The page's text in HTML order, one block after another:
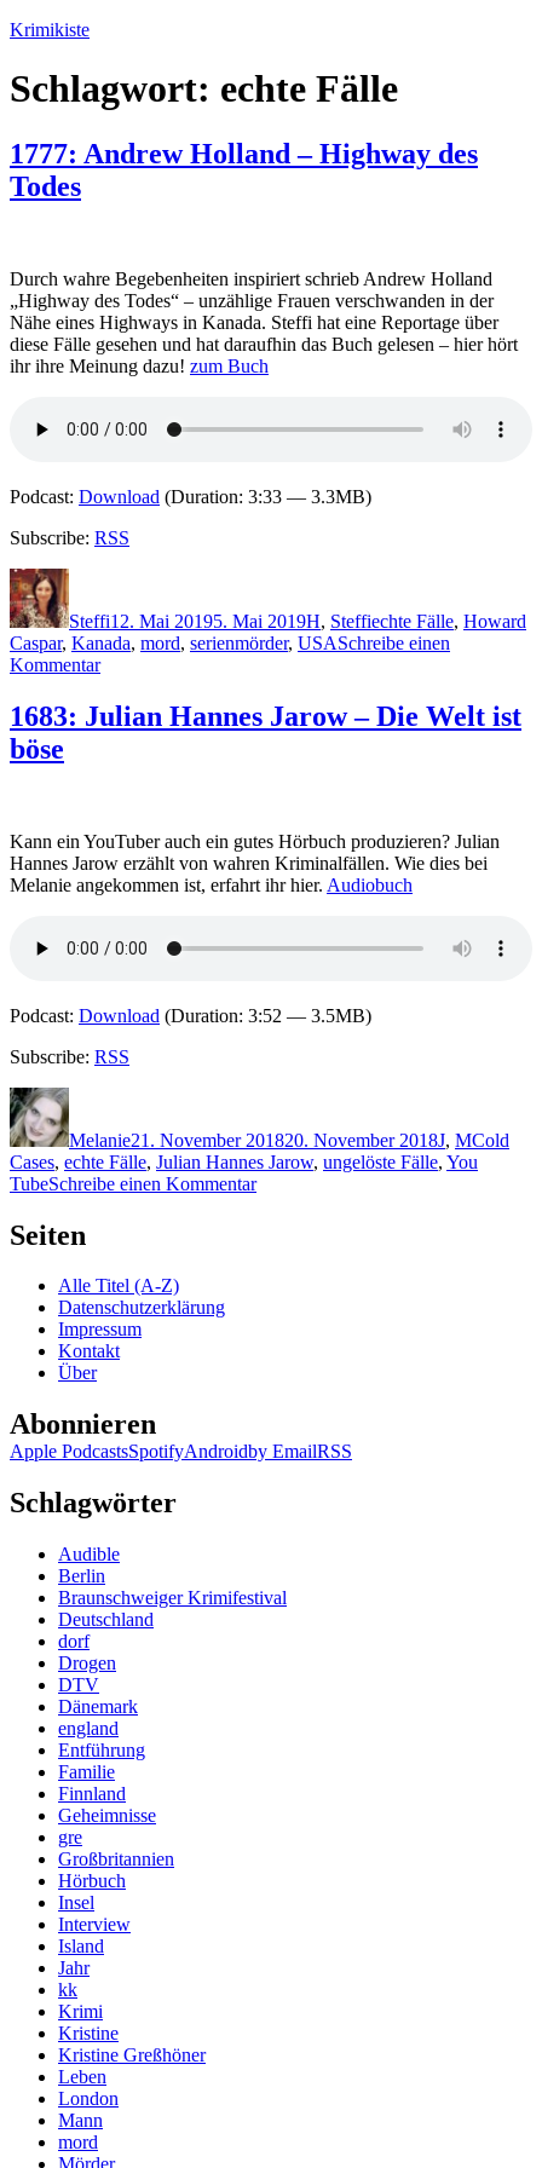
Zum
springen
Krimikiste
Schlagwort: echte Fälle
1777: Andrew Holland – Highway des
Todes
Durch wahre Begebenheiten inspiriert schrieb Andrew Holland
„Highway des Todes“ – unzählige Frauen verschwanden in der
Nähe eines Highways in Kanada. Steffi hat eine Reportage über
diese Fälle gesehen und hat daraufhin das Buch gelesen – hier hört
ihr ihre Meinung dazu! zum Buch
Podcast: Download (Duration: 3:33 — 3.3MB)
Subscribe: RSS
Autor
Steffi12. Mai 20195. Mai 2019H, Steffiechte Fälle, Howard
Caspar, Kanada, mord, serienmörder, USASchreibe einen
Kommentarzu
Andrew
Holland
1683: Julian Hannes Jarow – Die Welt ist
böse
Kann ein YouTuber auch ein gutes Hörbuch produzieren? Julian
Hannes Jarow erzählt von wahren Kriminalfällen. Wie dies bei
Melanie angekommen ist, erfahrt ihr hier. Audiobuch
Podcast: Download (Duration: 3:52 — 3.5MB)
Subscribe: RSS
Autor
Melanie21. November 201820. November 2018J, MCold
Cases, echte Fälle, Julian Hannes Jarow, ungelöste Fälle, You
TubeSchreibe einen Kommentarzu
Seiten
Alle Titel (A-Z)
Datenschutzerklärung
Impressum
Kontakt
Über
Abonnieren
Apple PodcastsSpotifyAndroidby EmailRSS
Schlagwörter
Audible
Berlin
Braunschweiger Krimifestival
Deutschland
dorf
Drogen
DTV
Dänemark
england
Entführung
Familie
Finnland
Geheimnisse
gre
Großbritannien
Hörbuch
Insel
Interview
Island
Jahr
kk
Krimi
Kristine
Kristine Greßhöner
Leben
London
Mann
mord